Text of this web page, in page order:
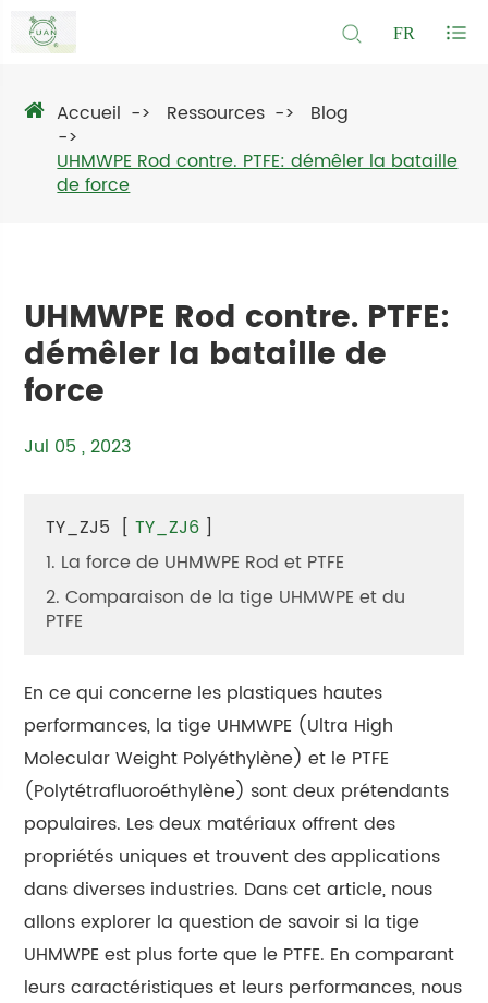
FR
Accueil Ressources
Blog
UHMWPE Rod contre. PTFE: démêler la bataille
de force
UHMWPE Rod contre. PTFE:
démêler la bataille de
force
Jul 05 , 2023
TY_ZJ5 [ TY_ZJ6 ]
1. La force de UHMWPE Rod et PTFE
2. Comparaison de la tige UHMWPE et du
PTFE
En ce qui concerne les plastiques hautes
performances, la tige UHMWPE (Ultra High
Molecular Weight Polyéthylène) et le PTFE
(Polytétrafluoroéthylène) sont deux prétendants
populaires. Les deux matériaux offrent des
propriétés uniques et trouvent des applications
dans diverses industries. Dans cet article, nous
allons explorer la question de savoir si la tige
UHMWPE est plus forte que le PTFE. En comparant
leurs caractéristiques et leurs performances, nous